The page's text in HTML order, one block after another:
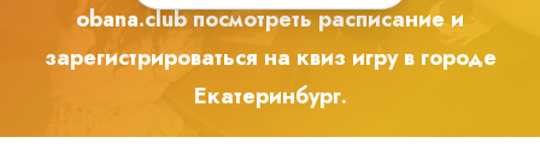
obana.club посмотреть расписание и
зарегистрироваться на квиз игру в городе
Екатеринбург.